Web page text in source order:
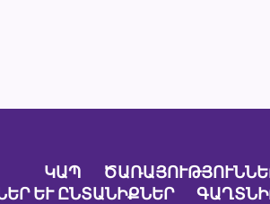
ԿԱՊ
ԵՒ ԸՆՏԱՆԻՔՆԵՐ